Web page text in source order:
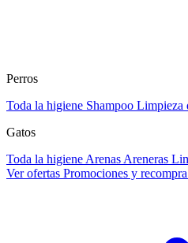
Perros
Toda la higiene Shampoo Limpieza
Gatos
Toda la higiene Arenas Areneras
Ver ofertas Promociones y